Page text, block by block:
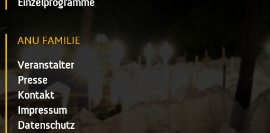
ANU FAMILIE
Veranstalter
Presse
Kontakt
Impressum
Datenschutz